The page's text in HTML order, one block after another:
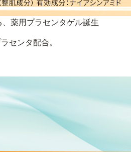
薬用プラセンタゲル誕生
センタ配合。